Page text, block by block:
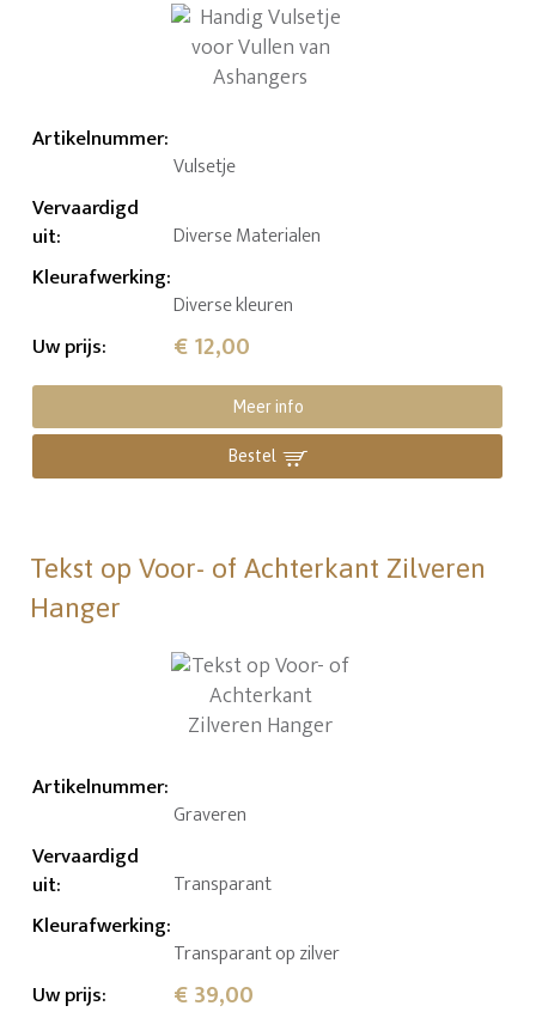
Artikelnummer:
Vulsetje
Vervaardigd
uit: Diverse Materialen
Kleurafwerking:
Diverse kleuren
Uw prijs: € 12,00
Meer info
Bestel
Tekst op Voor- of Achterkant Zilveren
Hanger
Artikelnummer:
Graveren
Vervaardigd
uit: Transparant
Kleurafwerking:
Transparant op zilver
Uw prijs: € 39,00